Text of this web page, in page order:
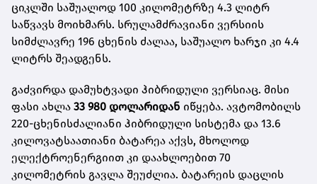
ციკლში საშუალოდ 100 კილომეტრზე 4.3 ლიტრ
საწვავს მოიხმარს. სრულამძრავიანი ვერსიის
სიმძლავრე 196 ცხენის ძალაა, საშუალო ხარჯი კი 4.4
ლიტრს შეადგენს.
გაძვირდა დამუხტვადი ჰიბრიდული ვერსიაც. მისი
ფასი ახლა 33 980 დოლარიდან იწყება. ავტომობილს
220-ცხენისძალიანი ჰიბრიდული სისტემა და 13.6
კილოვატსაათიანი ბატარეა აქვს, მხოლოდ
ელექტროენერგიით კი დაახლოებით 70
კილომეტრის გავლა შეუძლია. ბატარეის დაცლის